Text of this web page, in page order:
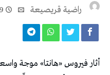
راضية قريصيعة
أثار فيروس «هانتا» موجة